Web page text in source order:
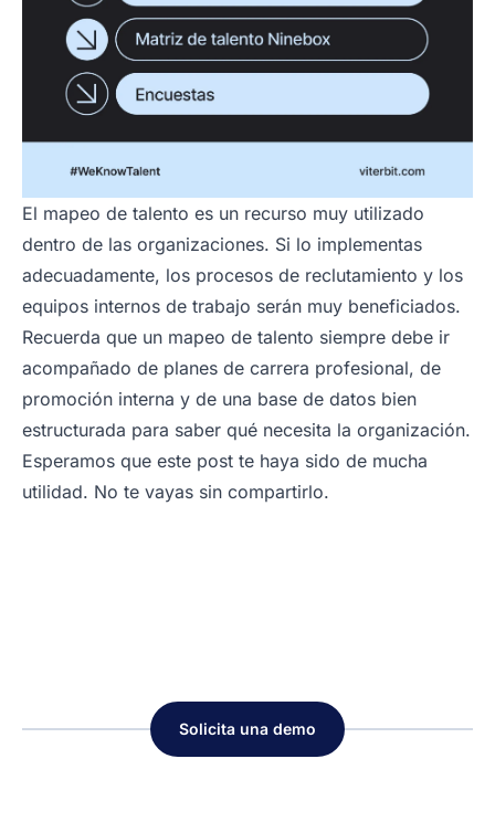
El mapeo de talento es un recurso muy utilizado
dentro de las organizaciones. Si lo implementas
adecuadamente, los procesos de reclutamiento y los
equipos internos de trabajo serán muy beneficiados.
Recuerda que un mapeo de talento siempre debe ir
acompañado de planes de carrera profesional, de
promoción interna y de una base de datos bien
estructurada para saber qué necesita la organización.
Esperamos que este post te haya sido de mucha
utilidad. No te vayas sin compartirlo.
Solicita una demo